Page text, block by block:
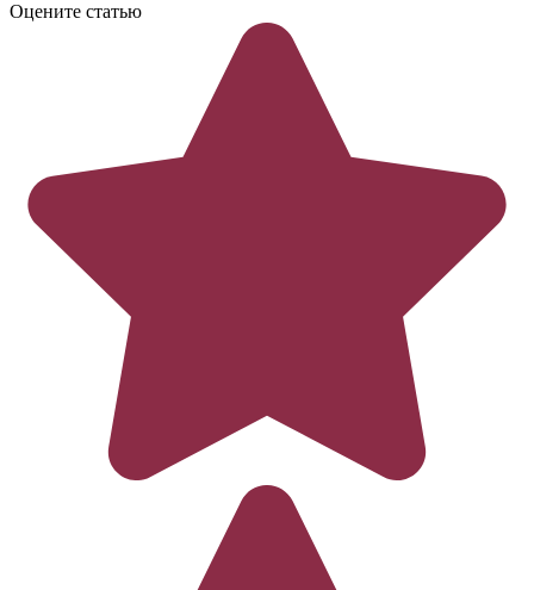
Оцените статью